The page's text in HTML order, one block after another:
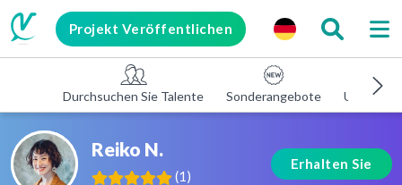
Projekt Veröffentlichen
Durchsuchen Sie Talente Sonderangebote
Reiko N.
(1 )
Erhalten Sie